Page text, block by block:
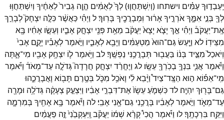
יַֽעַבְד֣וּךָעַמִּ֗ים וישתחו (וְיִֽשְׁתַּחֲו֤וּ)לְךָ֙לְאֻמִּ֔ים הֱוֵ֤ה גְבִיר֙לְאַחֶ֔יךָ וְיִשְׁתַּחֲוּ֥וּ
לְךָ֖ בְּנֵ֣י אִמֶּ֑ךָאֹרְרֶ֣יךָאָר֔וּר וּֽמְבָרֲכֶ֖יךָ בָּרֽוּךְ׃ל וַיְהִ֗י כַּאֲשֶׁ֨רכִּלָּ֣ה יִצְחָק֮לְבָרֵ֣ךְ
אֶֽת־יַעֲקֹב֒ וַיְהִ֗י אַ֣ךְ יָצֹ֤א יָצָא֙ יַעֲקֹ֔ב מֵאֵ֥ת פְּנֵ֖י יִצְחָ֣ק אָבִ֑יו וְעֵשָׂ֣ו אָחִ֔יו בָּ֖א
מִצֵּידֽוֹ׃ לא וַיַּ֤עַשׂגַּם־הוּא֙ מַטְעַמִּ֔ים וַיָּבֵ֖אלְאָבִ֑יו וַיֹּ֣אמֶרלְאָבִ֗יו יָקֻ֤ם אָבִי֙
וְיֹאכַל֙ מִצֵּ֣יד בְּנ֔וֹ בַּעֲב֖וּר תְּבָרֲכַ֥נִּי נַפְשֶֽׁךָ׃לב וַיֹּ֥אמֶרל֛וֹ יִצְחָ֥ק אָבִ֖יו מִי־אָ֑תָּה
וַיֹּ֕אמֶראֲנִ֛י בִּנְךָ֥ בְכֹֽרְךָ֖עֵשָֽׂו׃ לג וַיֶּחֱרַ֨ד יִצְחָ֣ק חֲרָדָה֮גְּדֹלָ֣ה עַד־מְאֹד֒ וַיֹּ֡אמֶר
מִֽי־אֵפ֡וֹא ה֣וּא הַצָּֽד־צַיִד֩ וַיָּ֨בֵאלִ֜י וָאֹכַ֥ל מִכֹּ֛ל בְּטֶ֥רֶם תָּב֖וֹא וָאֲבָרֲכֵ֑הוּ
גַּם־בָּר֖וּךְ יִהְיֶֽה׃ לדכִּשְׁמֹ֤עַעֵשָׂו֙אֶת־דִּבְרֵ֣י אָבִ֔יו וַיִּצְעַ֣ק צְעָקָ֔ה גְּדֹלָ֥ה וּמָרָ֖ה
עַד־מְאֹ֑ד וַיֹּ֣אמֶרלְאָבִ֔יו בָּרֲכֵ֥נִי גַם־אָ֖נִי אָבִֽי׃ לה וַיֹּ֕אמֶר בָּ֥אאָחִ֖יךָ בְּמִרְמָ֑ה
וַיִּקַּ֖ח בִּרְכָתֶֽךָ׃לו וַיֹּ֡אמֶר הֲכִי֩קָרָ֨א שְׁמ֜וֹ יַעֲקֹ֗ב וַֽיַּעְקְבֵ֙נִי֙זֶ֣ה פַעֲמַ֔יִם